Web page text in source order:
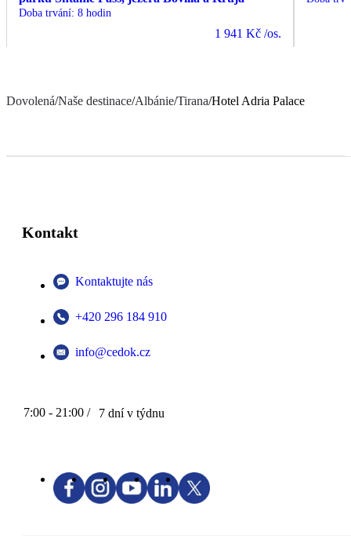
Doba trvání: 8 hodin
1 941 Kč /os.
Dovolená/Naše destinace/Albánie/Tirana/Hotel Adria Palace
Kontakt
Kontaktujte nás
+420 296 184 910
info@cedok.cz
7:00 - 21:00 / 7 dní v týdnu